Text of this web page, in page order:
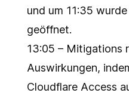
und um 11:35
geöffnet.
13:05 – Mitigations
Auswirkungen,
Cloudflare Access